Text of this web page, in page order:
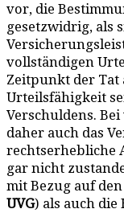
vor, die
gesetzwidrig, als
vollständigen
Zeitpunkt der Tat
Urteilsfähigkeit
Verschuldens.
daher auch das
rechtserhebliche
gar nicht
mit Bezug auf
UVG) als auch die